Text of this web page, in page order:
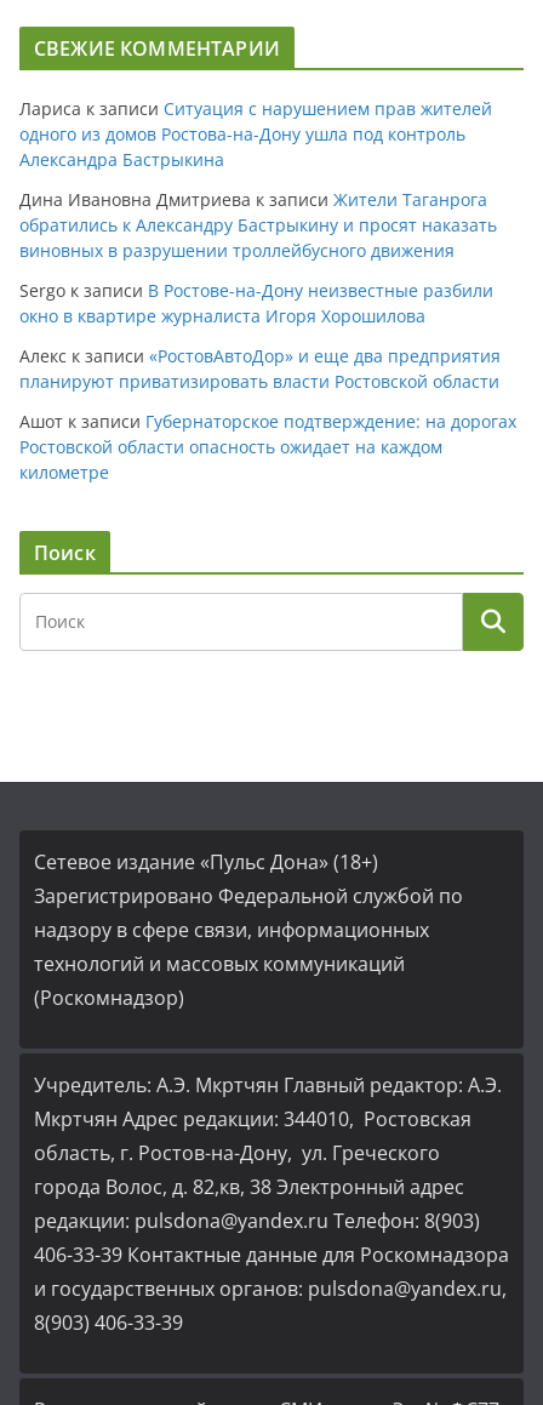
СВЕЖИЕ КОММЕНТАРИИ
Лариса к записи Ситуация с нарушением прав жителей
одного из домов Ростова-на-Дону ушла под контроль
Александра Бастрыкина
Дина Ивановна Дмитриева к записи Жители Таганрога
обратились к Александру Бастрыкину и просят наказать
виновных в разрушении троллейбусного движения
Sergo к записи В Ростове-на-Дону неизвестные разбили
окно в квартире журналиста Игоря Хорошилова
Алекс к записи «РостовАвтоДор» и еще два предприятия
планируют приватизировать власти Ростовской области
Ашот к записи Губернаторское подтверждение: на дорогах
Ростовской области опасность ожидает на каждом
километре
Поиск
Сетевое издание «Пульс Дона» (18+)
Зарегистрировано Федеральной службой по
надзору в сфере связи, информационных
технологий и массовых коммуникаций
(Роскомнадзор)
Учредитель: А.Э. Мкртчян Главный редактор: А.Э.
Мкртчян Адрес редакции: 344010, Ростовская
область, г. Ростов-на-Дону, ул. Греческого
города Волос, д. 82,кв, 38 Электронный адрес
редакции: pulsdona@yandex.ru Телефон: 8(903)
406-33-39 Контактные данные для Роскомнадзора
и государственных органов: pulsdona@yandex.ru,
8(903) 406-33-39